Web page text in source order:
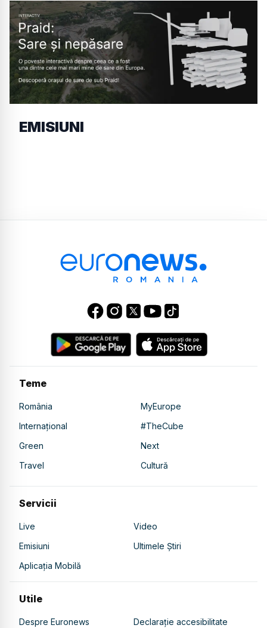
EMISIUNI
Teme
România
MyEurope
Internațional
#TheCube
Green
Next
Travel
Cultură
Servicii
Live
Video
Emisiuni
Ultimele Știri
Aplicația Mobilă
Utile
Despre Euronews Declarație accesibilitate